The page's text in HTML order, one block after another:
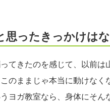
ったきっかけは
てきたのを感じて、以前は
のままじゃ本当に動けな
ヨガ教室なら、身体にそん